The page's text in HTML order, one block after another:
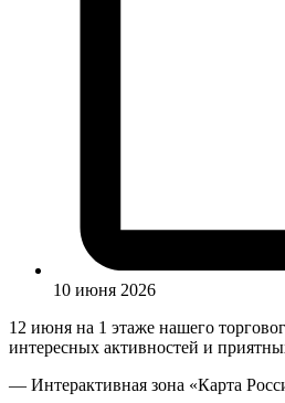
10 июня 2026
12 июня на 1 этаже нашего
интересных активностей и
— Интерактивная зона «Карта